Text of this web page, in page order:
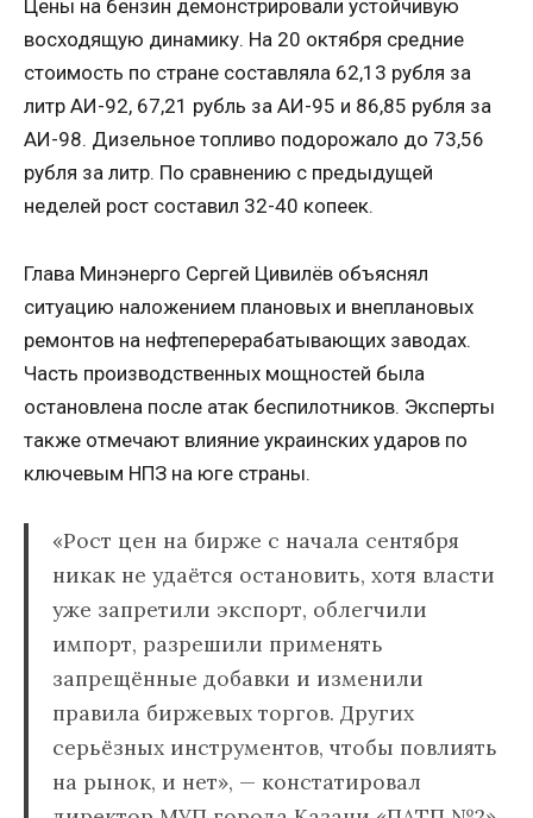
Цены на бензин демонстрировали устойчивую
восходящую динамику. На 20 октября средние
стоимость по стране составляла 62,13 рубля за
литр АИ-92, 67,21 рубль за АИ-95 и 86,85 рубля за
АИ-98. Дизельное топливо подорожало до 73,56
рубля за литр. По сравнению с предыдущей
неделей рост составил 32-40 копеек.
Глава Минэнерго Сергей Цивилёв объяснял
ситуацию наложением плановых и внеплановых
ремонтов на нефтеперерабатывающих заводах.
Часть производственных мощностей была
остановлена после атак беспилотников. Эксперты
также отмечают влияние украинских ударов по
ключевым НПЗ на юге страны.
«Рост цен на бирже с начала сентября
никак не удаётся остановить, хотя власти
уже запретили экспорт, облегчили
импорт, разрешили применять
запрещённые добавки и изменили
правила биржевых торгов. Других
серьёзных инструментов, чтобы повлиять
на рынок, и нет», — констатировал